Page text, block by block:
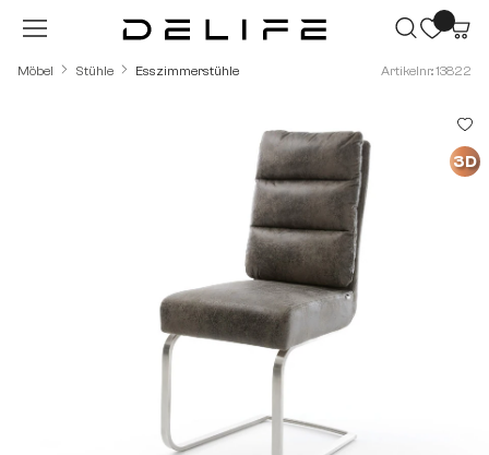
Zum Hauptinhalt springen
Möbel Stühle Esszimmerstühle Artikelnr.: 13822
3D